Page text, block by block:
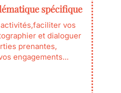
spécifique
vos
et dialoguer
prenantes,
engagements...